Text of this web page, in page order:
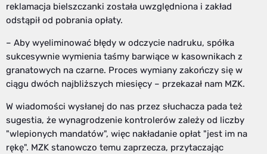
reklamacja bielszczanki została uwzględniona i zakład
odstąpił od pobrania opłaty.
– Aby wyeliminować błędy w odczycie nadruku, spółka
sukcesywnie wymienia taśmy barwiące w kasownikach z
granatowych na czarne. Proces wymiany zakończy się w
ciągu dwóch najbliższych miesięcy – przekazał nam MZK.
W wiadomości wysłanej do nas przez słuchacza pada też
sugestia, że wynagrodzenie kontrolerów zależy od liczby
"wlepionych mandatów", więc nakładanie opłat "jest im na
rękę". MZK stanowczo temu zaprzecza, przytaczając